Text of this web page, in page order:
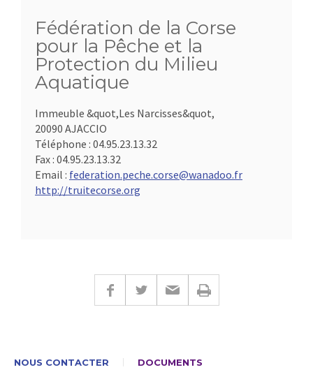
Fédération de la Corse
pour la Pêche et la
Protection du Milieu
Aquatique
Immeuble &quot,Les Narcisses&quot,
20090 AJACCIO
Téléphone : 04.95.23.13.32
Fax : 04.95.23.13.32
Email : federation.peche.corse@wanadoo.fr
http://truitecorse.org
NOUS CONTACTER DOCUMENTS